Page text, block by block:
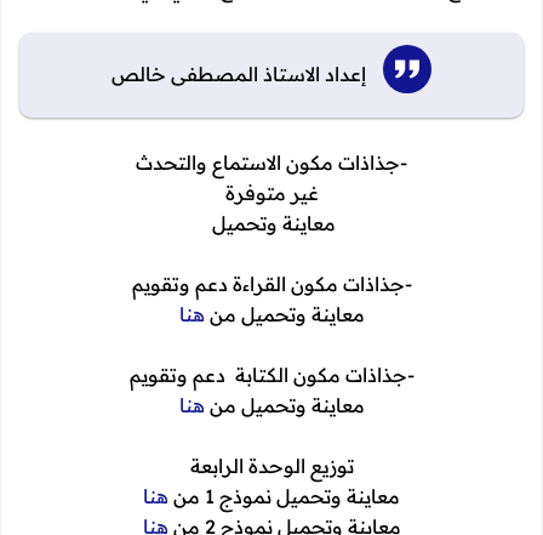
إعداد الاستاذ المصطفى خالص
-جذاذات مكون الاستماع والتحدث
غير متوفرة
معاينة وتحميل
-جذاذات مكون القراءة دعم وتقويم
معاينة وتحميل من هنا
-جذاذات مكون الكتابة دعم وتقويم
معاينة وتحميل من هنا
توزيع الوحدة الرابعة
معاينة وتحميل نموذج 1 من
هنا
معاينة وتحميل نموذج 2 من
هنا